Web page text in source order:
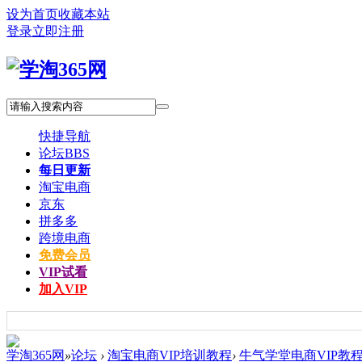
设为首页收藏本站
登录立即注册
快捷导航
论坛BBS
每日更新
淘宝电商
京东
拼多多
跨境电商
免费会员
VIP试看
加入VIP
学淘365网 »论坛 › 淘宝电商VIP培训教程› 牛气学堂电商VIP教